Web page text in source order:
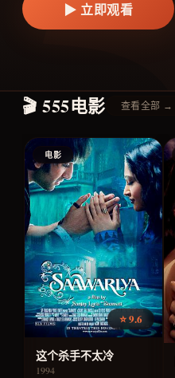
▶ 立即观看
🎬 555电影 查看全部 →
电影
⭐ 9.6
这个杀手不太冷
1994